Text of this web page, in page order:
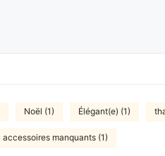
Noël (1) Élégant(e) (1)
accessoires manquants (1)